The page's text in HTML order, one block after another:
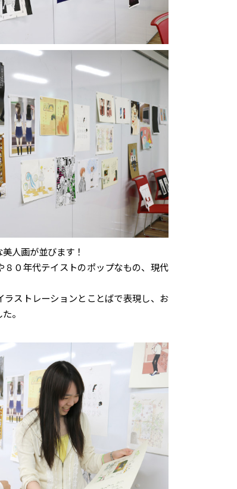
人画が並びます！
８０年代テイストのポップなもの、現代
ラストレーションとことばで表現し、お
。